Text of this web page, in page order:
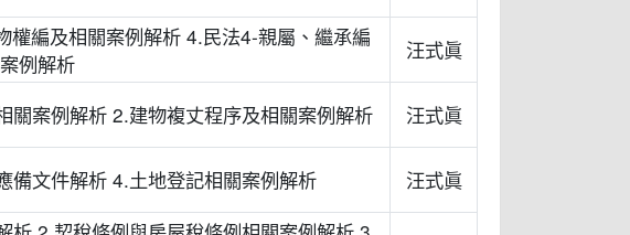
編及相關案例解析 4.民法4-親屬、繼承編
例解析
汪式眞
關案例解析 2.建物複丈程序及相關案例解析
汪式眞
備文件解析 4.土地登記相關案例解析
汪式眞